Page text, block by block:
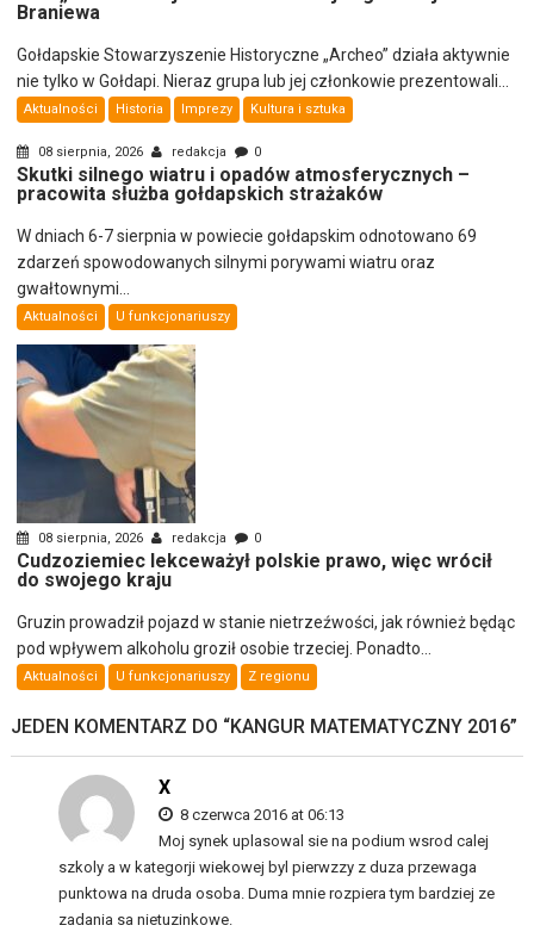
Braniewa
Gołdapskie Stowarzyszenie Historyczne „Archeo” działa aktywnie
nie tylko w Gołdapi. Nieraz grupa lub jej członkowie prezentowali...
Aktualności Historia Imprezy Kultura i sztuka
08 sierpnia, 2026 redakcja 0
Skutki silnego wiatru i opadów atmosferycznych –
pracowita służba gołdapskich strażaków
W dniach 6-7 sierpnia w powiecie gołdapskim odnotowano 69
zdarzeń spowodowanych silnymi porywami wiatru oraz
gwałtownymi...
Aktualności U funkcjonariuszy
08 sierpnia, 2026 redakcja 0
Cudzoziemiec lekceważył polskie prawo, więc wrócił
do swojego kraju
Gruzin prowadził pojazd w stanie nietrzeźwości, jak również będąc
pod wpływem alkoholu groził osobie trzeciej. Ponadto...
Aktualności U funkcjonariuszy Z regionu
JEDEN KOMENTARZ DO “KANGUR MATEMATYCZNY 2016”
X
8 czerwca 2016 at 06:13
Moj synek uplasowal sie na podium wsrod calej
szkoly a w kategorji wiekowej byl pierwzzy z duza przewaga
punktowa na druda osoba. Duma mnie rozpiera tym bardziej ze
zadania sa nietuzinkowe.